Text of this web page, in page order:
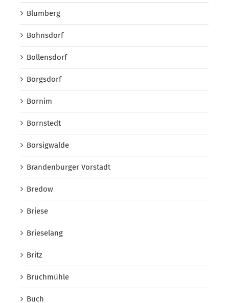
Blumberg
Bohnsdorf
Bollensdorf
Borgsdorf
Bornim
Bornstedt
Borsigwalde
Brandenburger Vorstadt
Bredow
Briese
Brieselang
Britz
Bruchmühle
Buch